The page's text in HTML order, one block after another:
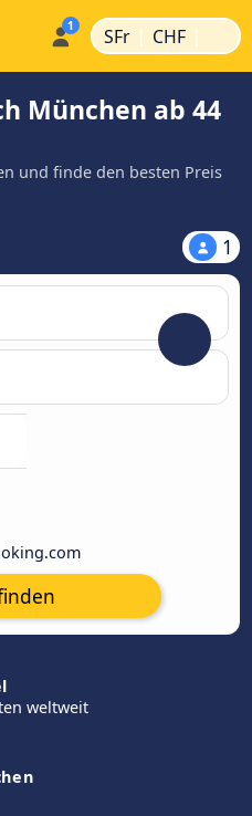
SFr | CHF |
München ab 44
und finde den besten Preis
1
weltweit